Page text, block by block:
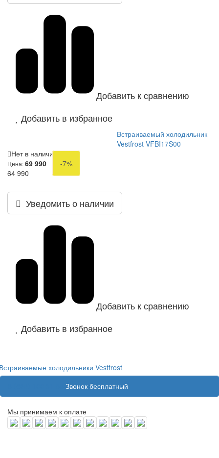
Добавить к сравнению
Добавить в избранное
Встраиваемый холодильник
Vestfrost VFBI17S00
Нет в наличии
Цена:69 990
-7%
64 990
Уведомить о наличии
Добавить к сравнению
Добавить в избранное
холодильники Vestfrost
Звонок бесплатный
Мы принимаем к оплате